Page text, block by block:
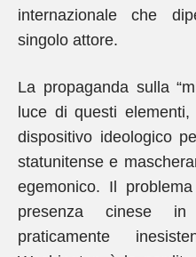
internazionale che
singolo attore.
La propaganda sulla
luce di questi
dispositivo ideologico
statunitense e
egemonico. Il
presenza cinese
praticamente